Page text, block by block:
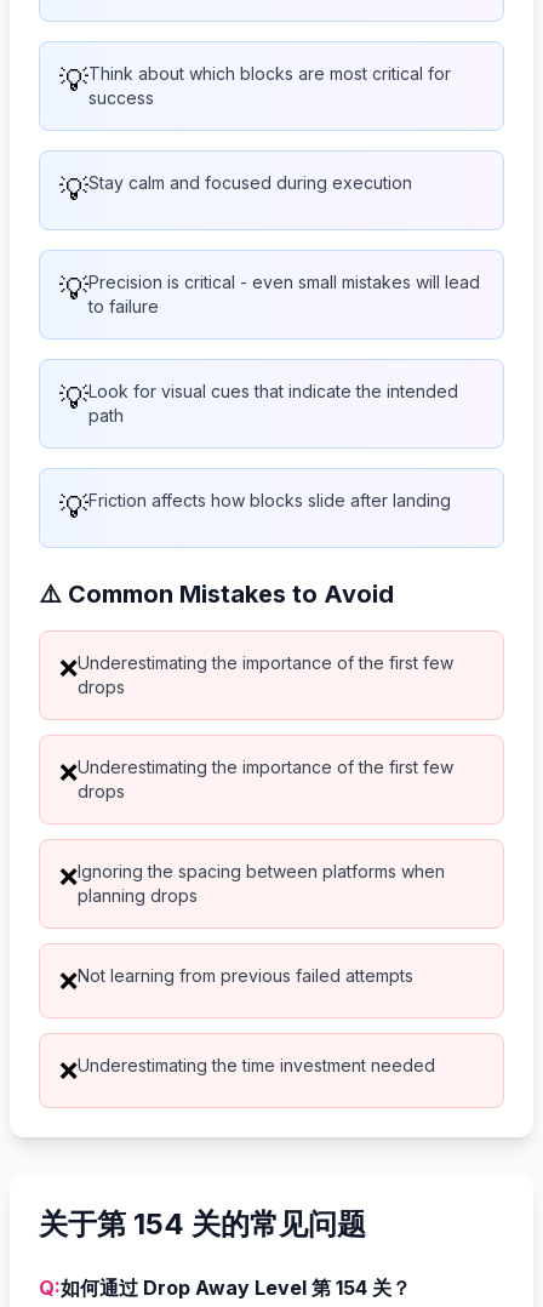
💡Think about which blocks are most critical for
success
💡Stay calm and focused during execution
💡Precision is critical - even small mistakes will lead
to failure
💡Look for visual cues that indicate the intended
path
💡Friction affects how blocks slide after landing
⚠️ Common Mistakes to Avoid
❌Underestimating the importance of the first few
drops
❌Underestimating the importance of the first few
drops
❌Ignoring the spacing between platforms when
planning drops
❌Not learning from previous failed attempts
❌Underestimating the time investment needed
关于第 154 关的常见问题
Q:如何通过 Drop Away Level 第 154 关？